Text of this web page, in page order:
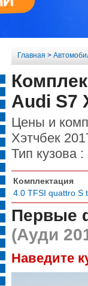
Главная >
Audi S7
Цены и
Хэтчбек
Тип кузова :
Комплектация
4.0 TFSI quattro S
Первые
(Ауди
Наведите